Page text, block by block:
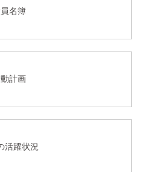
名簿
計画
活躍状況